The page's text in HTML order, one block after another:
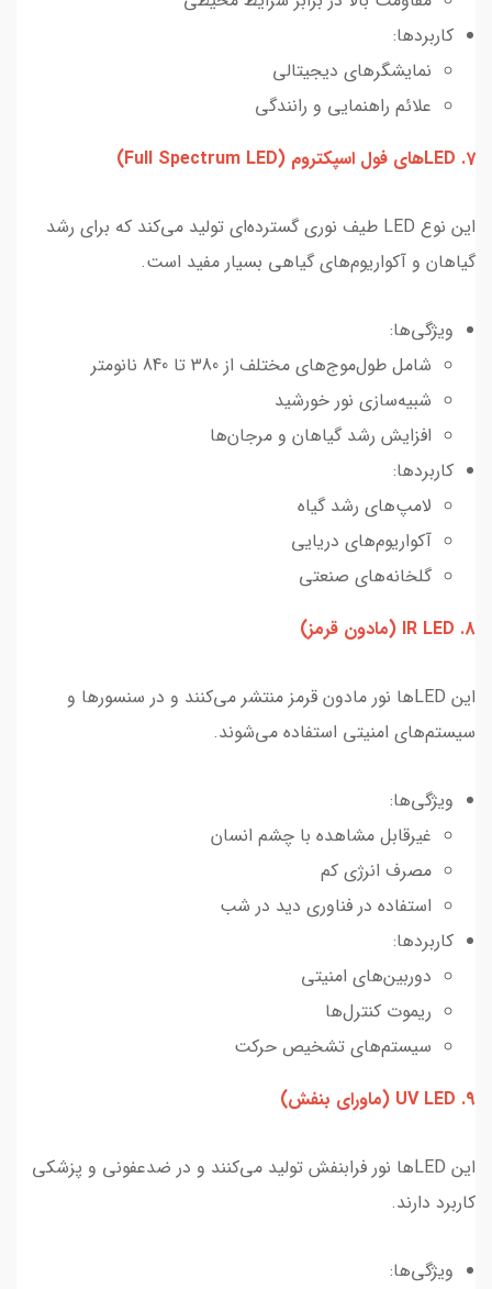
کاربردها:
نمایشگرهای دیجیتالی
علائم راهنمایی و رانندگی
7. LEDهای فول اسپکتروم (Full Spectrum LED)
این نوع LED طیف نوری گسترده‌ای تولید می‌کند که برای رشد
گیاهان و آکواریوم‌های گیاهی بسیار مفید است.
ویژگی‌ها:
شامل طول‌موج‌های مختلف از 380 تا 840 نانومتر
شبیه‌سازی نور خورشید
افزایش رشد گیاهان و مرجان‌ها
کاربردها:
لامپ‌های رشد گیاه
آکواریوم‌های دریایی
گلخانه‌های صنعتی
8. IR LED (مادون قرمز)
این LEDها نور مادون قرمز منتشر می‌کنند و در سنسورها و
سیستم‌های امنیتی استفاده می‌شوند.
ویژگی‌ها:
غیرقابل مشاهده با چشم انسان
مصرف انرژی کم
استفاده در فناوری دید در شب
کاربردها:
دوربین‌های امنیتی
ریموت کنترل‌ها
سیستم‌های تشخیص حرکت
9. UV LED (ماورای بنفش)
این LEDها نور فرابنفش تولید می‌کنند و در ضدعفونی و پزشکی
کاربرد دارند.
ویژگی‌ها: